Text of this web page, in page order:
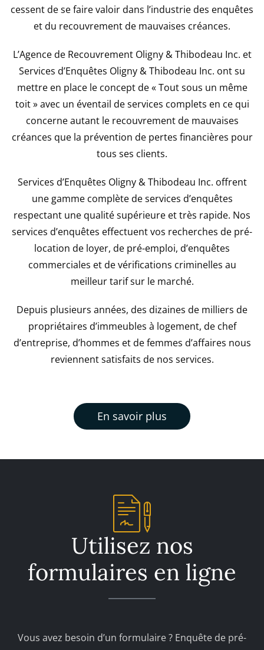
cessent de se faire valoir dans l’industrie des enquêtes
et du recouvrement de mauvaises créances.
L’Agence de Recouvrement Oligny & Thibodeau Inc. et
Services d’Enquêtes Oligny & Thibodeau Inc. ont su
mettre en place le concept de « Tout sous un même
toit » avec un éventail de services complets en ce qui
concerne autant le recouvrement de mauvaises
créances que la prévention de pertes financières pour
tous ses clients.
Services d’Enquêtes Oligny & Thibodeau Inc. offrent
une gamme complète de services d’enquêtes
respectant une qualité supérieure et très rapide. Nos
services d’enquêtes effectuent vos recherches de pré-
location de loyer, de pré-emploi, d’enquêtes
commerciales et de vérifications criminelles au
meilleur tarif sur le marché.
Depuis plusieurs années, des dizaines de milliers de
propriétaires d’immeubles à logement, de chef
d’entreprise, d’hommes et de femmes d’affaires nous
reviennent satisfaits de nos services.
En savoir plus
Utilisez nos
formulaires en ligne
Vous avez besoin d’un formulaire ? Enquête de pré-